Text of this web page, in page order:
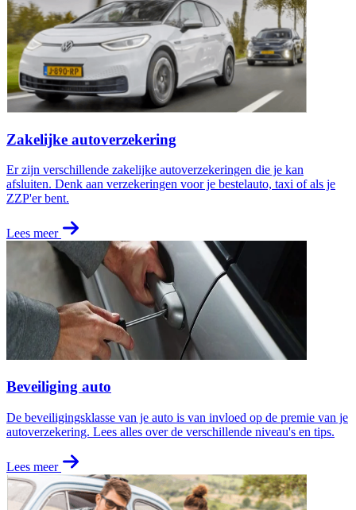
Zakelijke autoverzekering
Er zijn verschillende zakelijke autoverzekeringen die je kan
afsluiten. Denk aan verzekeringen voor je bestelauto, taxi of als je
ZZP'er bent.
Lees meer
Beveiliging auto
De beveiligingsklasse van je auto is van invloed op de premie van je
autoverzekering. Lees alles over de verschillende niveau's en tips.
Lees meer